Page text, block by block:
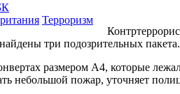
Терроризм
три подозрительных
размером А4, которые
небольшой пожар, уточняет